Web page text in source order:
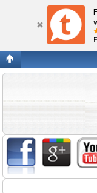
Belépés